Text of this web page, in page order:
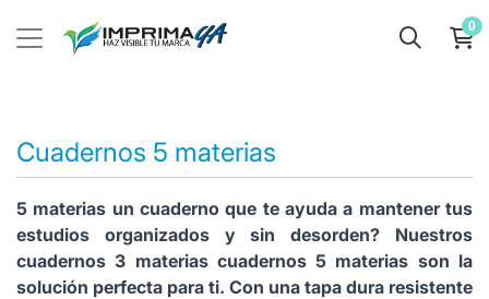
0
Cuadernos 5 materias
5 materias un cuaderno que te ayuda a mantener tus
estudios organizados y sin desorden? Nuestros
cuadernos 3 materias cuadernos 5 materias son la
solución perfecta para ti. Con una tapa dura resistente